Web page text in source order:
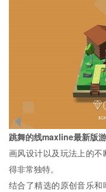
跳舞的线maxline最新版
画风设计以及玩法上的
得非常独特。
结合了精选的原创音乐